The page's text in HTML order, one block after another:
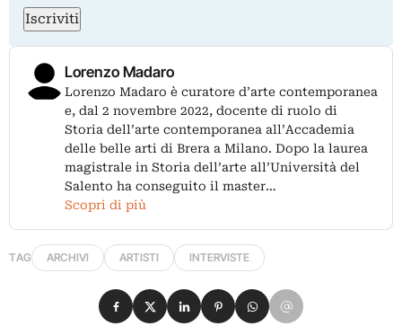
Iscriviti
Lorenzo Madaro
Lorenzo Madaro è curatore d’arte contemporanea
e, dal 2 novembre 2022, docente di ruolo di
Storia dell’arte contemporanea all’Accademia
delle belle arti di Brera a Milano. Dopo la laurea
magistrale in Storia dell’arte all’Università del
Salento ha conseguito il master…
Scopri di più
TAG ARCHIVI ARTISTI INTERVISTE
Condividi su Facebook
Condividi su X
Condividi su LinkedIn
Condividi su Pinterest
Condividi su WhatsApp
Condividi su Email